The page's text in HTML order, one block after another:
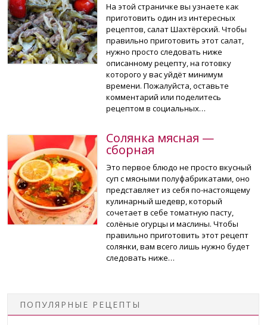
На этой страничке вы узнаете как
приготовить один из интересных
рецептов, салат Шахтёрский. Чтобы
правильно приготовить этот салат,
нужно просто следовать ниже
описанному рецепту, на готовку
которого у вас уйдёт минимум
времени. Пожалуйста, оставьте
комментарий или поделитесь
рецептом в социальных…
Солянка мясная —
сборная
Это первое блюдо не просто вкусный
суп с мясными полуфабрикатами, оно
представляет из себя по-настоящему
кулинарный шедевр, который
сочетает в себе томатную пасту,
солёные огурцы и маслины. Чтобы
правильно приготовить этот рецепт
солянки, вам всего лишь нужно будет
следовать ниже…
ПОПУЛЯРНЫЕ РЕЦЕПТЫ